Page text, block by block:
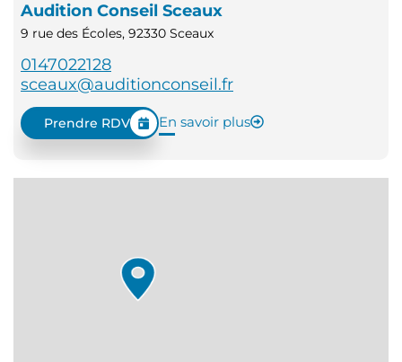
Audition Conseil Sceaux
9 rue des Écoles, 92330 Sceaux
0147022128
sceaux@auditionconseil.fr
Prendre RDV En savoir plus